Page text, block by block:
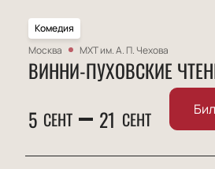
Комедия
Москва
МХТ им. А. П. Чехова
ВИННИ-ПУХОВСКИЕ
5 СЕНТ 21 СЕНТ